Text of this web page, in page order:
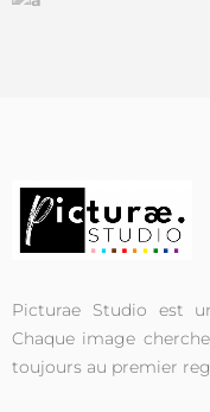
Picturae Studio est
Chaque image
toujours au premier